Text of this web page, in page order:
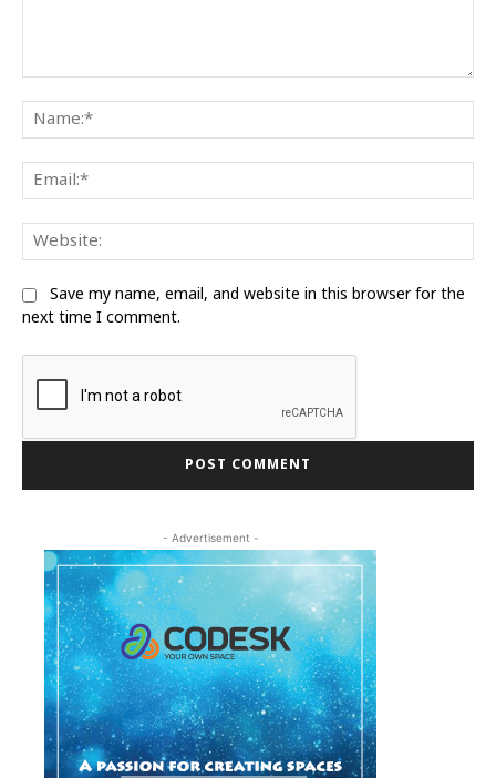
Save my name, email, and website in this browser for the
next time I comment.
- Advertisement -